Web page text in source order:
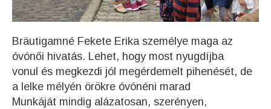
Bräutigamné Fekete Erika személye maga az
óvónői hivatás. Lehet, hogy most nyugdíjba
vonul és megkezdi jól megérdemelt pihenését, de
a lelke mélyén örökre óvónéni marad
Munkáját mindig alázatosan, szerényen,